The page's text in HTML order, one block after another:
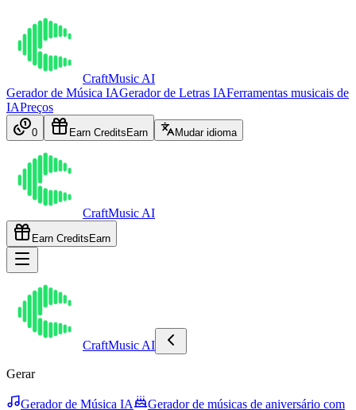
CraftMusic AI
Gerador de Música IAGerador de Letras IAFerramentas musicais de
IAPreços
0 Earn Credits Earn Mudar idioma
CraftMusic AI
Earn Credits Earn
CraftMusic AI
Gerar
Gerador de Música IA
Gerador de músicas de aniversário com